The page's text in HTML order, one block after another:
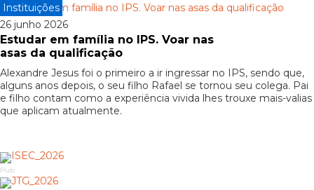
Instituições
26 junho 2026
Estudar em família no IPS. Voar nas
asas da qualificação
Alexandre Jesus foi o primeiro a ir ingressar no IPS, sendo que,
alguns anos depois, o seu filho Rafael se tornou seu colega. Pai
e filho contam como a experiência vivida lhes trouxe mais-valias
que aplicam atualmente.
Pub